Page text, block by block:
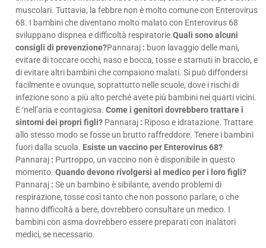
muscolari. Tuttavia, la febbre non è molto comune con Enterovirus
68. I bambini che diventano molto malato con Enterovirus 68
sviluppano dispnea e difficoltà respiratorie.Quali sono alcuni
consigli di prevenzione?Pannaraj : buon lavaggio delle mani,
evitare di toccare occhi, naso e bocca, tosse e starnuti in braccio, e
di evitare altri bambini che compaiono malati. Si può diffondersi
facilmente e ovunque, soprattutto nelle scuole, dove i rischi di
infezione sono a più alto perché avete più bambini nei quarti vicini.
E ‘nell’aria e contagiosa.Come i genitori dovrebbero trattare i
sintomi dei propri figli? Pannaraj : Riposo e idratazione. Trattare
allo stesso modo se fosse un brutto raffreddore. Tenere i bambini
fuori dalla scuola. Esiste un vaccino per Enterovirus 68?
Pannaraj : Purtroppo, un vaccino non è disponibile in questo
momento.Quando devono rivolgersi al medico per i loro figli?
Pannaraj : Se un bambino è sibilante, avendo problemi di
respirazione, tosse così tanto che non possono parlare, o che
hanno difficoltà a bere, dovrebbero consultare un medico. I
bambini con asma dovrebbero essere preparati con inalatori
medici, se necessario.